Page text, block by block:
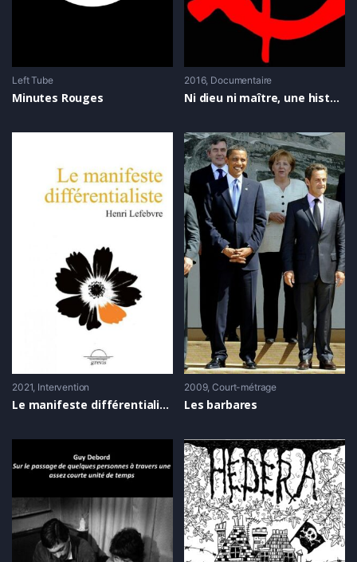
Left Tube
Minutes Rouges
2016 Documentaire
Ni dieu ni maître, une histoire de l’anarchisme (version longue, parties 1 et 2)
2021 Intervention
Le manifeste différentialiste – Rencontre autour du livre de Henri Lefebvre
2009 Court-métrage
Les barbares